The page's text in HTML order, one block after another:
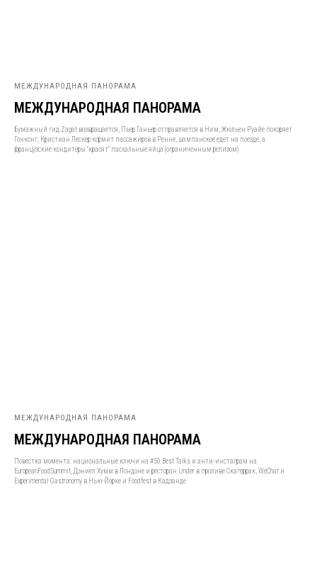
МЕЖДУНАРОДНАЯ ПАНОРАМА
МЕЖДУНАРОДНАЯ ПАНОРАМА
Бумажный гид Zagat возвращается, Пьер Ганьер отправляется в Ним, Жюльен Руайе покоряет
Гонконг, Кристиан Лескер кормит пассажиров в Ренне, шампанское едет на поезде, а
французские кондитеры "красят" пасхальные яйца (ограниченным релизом)
МЕЖДУНАРОДНАЯ ПАНОРАМА
МЕЖДУНАРОДНАЯ ПАНОРАМА
Повестка момента: национальные ключи на #50 Best Talks и анти-инстаграм на
EuropeanFoodSummit, Дэниел Хумм в Лондоне и ресторан Under в проливе Скагеррак, WeChat и
Experimental Gastronomy в Нью-Йорке и Foodfest в Кадзанде